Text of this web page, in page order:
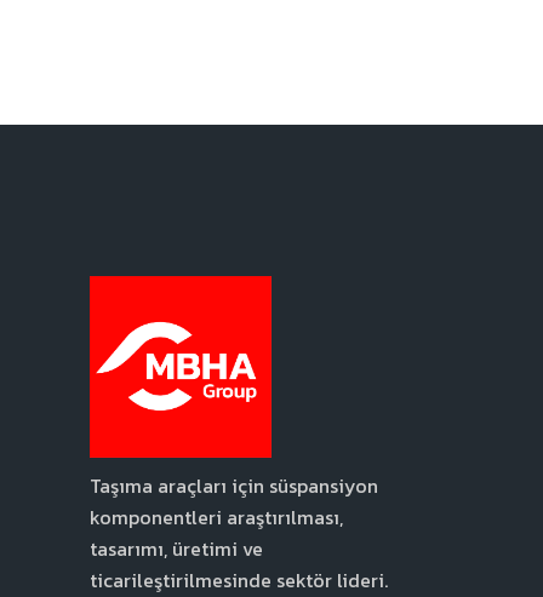
Taşıma araçları için süspansiyon
komponentleri araştırılması,
tasarımı, üretimi ve
ticarileştirilmesinde sektör lideri.